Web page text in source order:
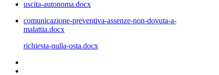
uscita-autonoma.docx
comunicazione-preventiva-assenze-non-dovuta-a-
malattia.docx
richiesta-nulla-osta.docx